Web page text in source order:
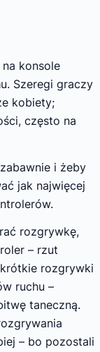
konsole
Szeregi graczy
kobiety;
często na
i żeby
jak najwięcej
rozgrywkę,
– rzut
rozgrywki
ruchu –
taneczną.
– bo pozostali